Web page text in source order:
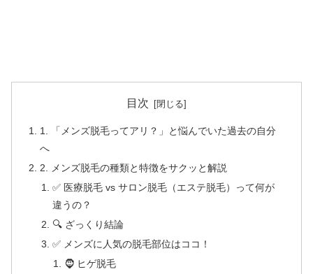
目次
1. 「メンズ脱毛ってアリ？」と悩んでいた過去の自分
へ
2. メンズ脱毛の種類と特徴をサクッと解説
✅ 医療脱毛 vs サロン脱毛（エステ脱毛）って何が
違うの？
🔍 ざっくり結論
✅ メンズに人気の脱毛部位はココ！
🧔 ヒゲ脱毛